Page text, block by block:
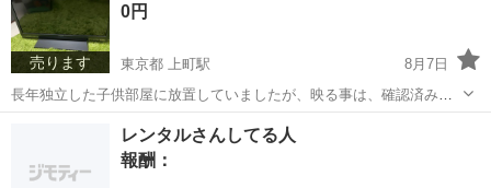
売ります
0円
東京都 上町駅
8月7日
長年独立した子供部屋に放置していましたが、映る事は、確認済みで
す。 よろしくおねがいします。
上町駅
レンタルさんしてる人
報酬：